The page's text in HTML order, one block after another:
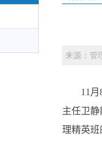
来源：管
11 月
主任卫
理精英